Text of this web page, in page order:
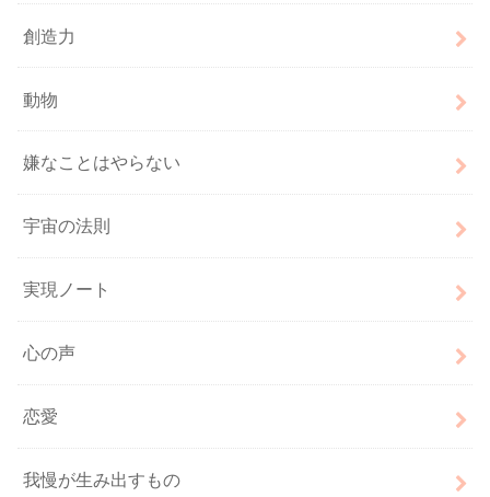
創造力
動物
嫌なことはやらない
宇宙の法則
実現ノート
心の声
恋愛
我慢が生み出すもの